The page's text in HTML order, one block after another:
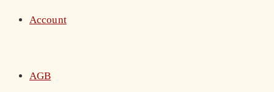
Account
AGB